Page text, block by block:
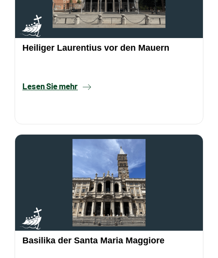
Heiliger Laurentius vor den Mauern
Lesen Sie mehr
Basilika der Santa Maria Maggiore